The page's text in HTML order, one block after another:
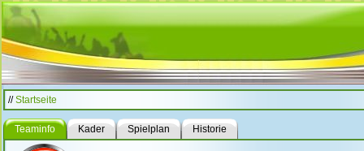
//Startseite
Teaminfo Kader Spielplan Historie